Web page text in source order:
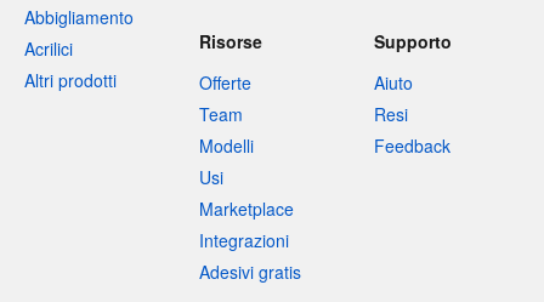
Abbigliamento
Acrilici
Altri prodotti
Risorse
Offerte
Team
Modelli
Usi
Marketplace
Integrazioni
Adesivi gratis
Supporto
Aiuto
Resi
Feedback